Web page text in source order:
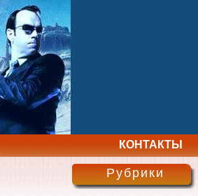
КОНТАКТЫ
Рубрики